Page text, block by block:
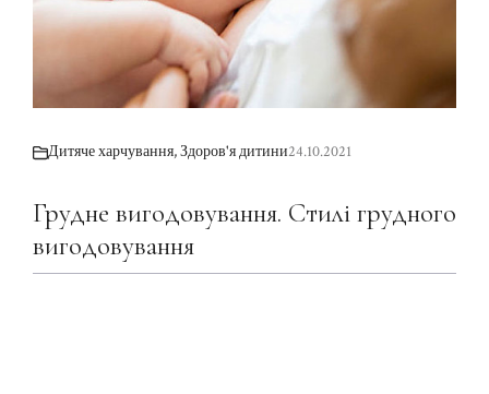
Дитяче харчування,Здоров'я дитини24.10.2021
Грудне вигодовування. Стилі грудного
вигодовування